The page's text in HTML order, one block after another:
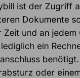
ist der Zugriff
Dokumente
Zeit und an
ein
oder